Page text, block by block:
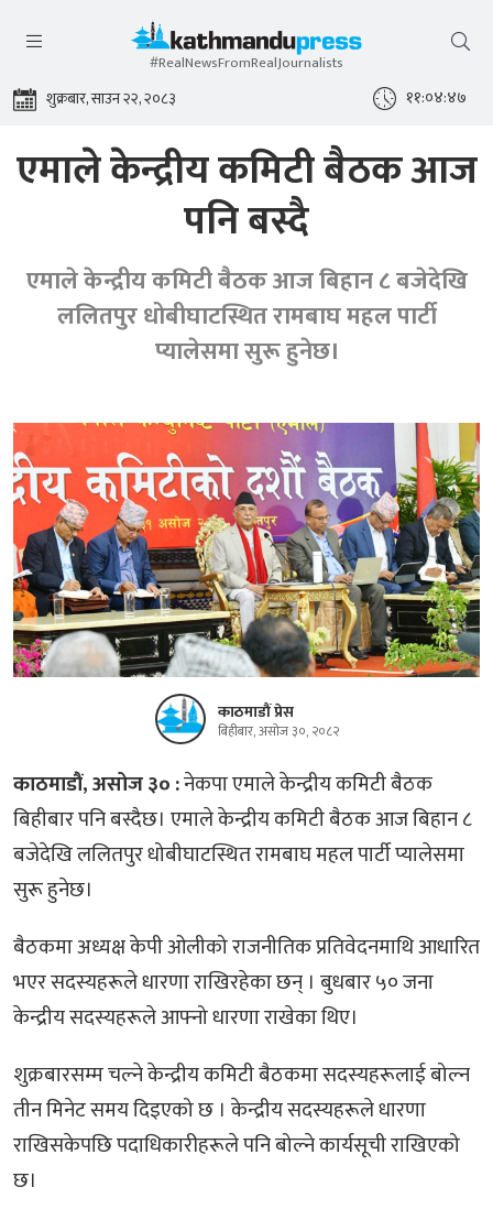
#RealNewsFromRealJournalists
शुक्रबार, साउन २२, २०८३ ११:०४:४८
एमाले केन्द्रीय कमिटी बैठक आज
पनि बस्दै
एमाले केन्द्रीय कमिटी बैठक आज बिहान ८ बजेदेखि
ललितपुर धोबीघाटस्थित रामबाघ महल पार्टी
प्यालेसमा सुरू हुनेछ।
काठमाडौं प्रेस
बिहीबार, असोज ३०, २०८२
काठमाडौं, असोज ३० :नेकपा एमाले केन्द्रीय कमिटी बैठक
बिहीबार पनि बस्दैछ। एमाले केन्द्रीय कमिटी बैठक आज बिहान ८
बजेदेखि ललितपुर धोबीघाटस्थित रामबाघ महल पार्टी प्यालेसमा
सुरू हुनेछ।
बैठकमा अध्यक्ष केपी ओलीको राजनीतिक प्रतिवेदनमाथि आधारित
भएर सदस्यहरूले धारणा राखिरहेका छन् । बुधबार ५० जना
केन्द्रीय सदस्यहरूले आफ्नो धारणा राखेका थिए।
शुक्रबारसम्म चल्ने केन्द्रीय कमिटी बैठकमा सदस्यहरूलाई बोल्न
तीन मिनेट समय दिइएको छ । केन्द्रीय सदस्यहरूले धारणा
राखिसकेपछि पदाधिकारीहरूले पनि बोल्ने कार्यसूची राखिएको
छ।